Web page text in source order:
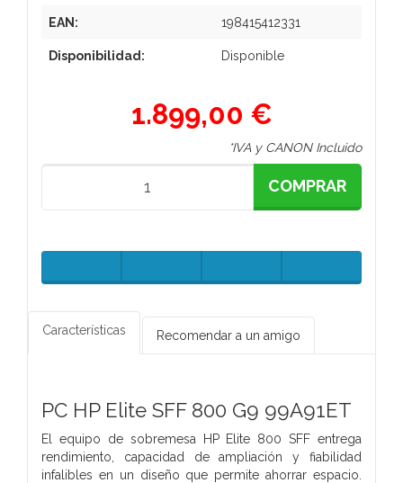
EAN: 198415412331
Disponibilidad: Disponible
1.899,00 €
*IVA y CANON Incluido
COMPRAR
Características Recomendar a un amigo
PC HP Elite SFF 800 G9 99A91ET
El equipo de sobremesa HP Elite 800 SFF entrega
rendimiento, capacidad de ampliación y fiabilidad
infalibles en un diseño que permite ahorrar espacio.